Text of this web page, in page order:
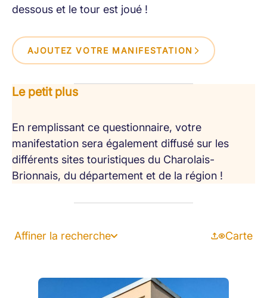
dessous et le tour est joué !
AJOUTEZ VOTRE MANIFESTATION
Le petit plus
En remplissant ce questionnaire, votre
manifestation sera également diffusé sur les
différents sites touristiques du Charolais-
Brionnais, du département et de la région !
Affiner la recherche Carte